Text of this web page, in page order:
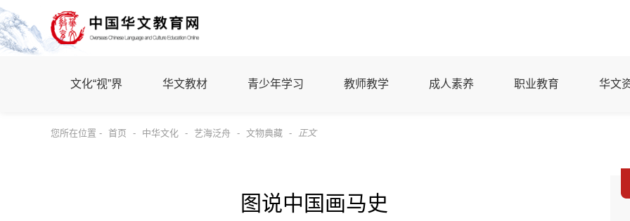
文化“视”界 华文教材 青少年学习 教师教学 成人素养 职业教育 华文
您所在位置 - 首页 - 中华文化 - 艺海泛舟 - 文物典藏 - 正文
图说中国画马史